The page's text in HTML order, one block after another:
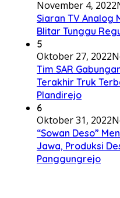
November 4, 2022
Siaran TV Analog
Blitar Tunggu
5
Oktober 27, 2022
Tim SAR
Terakhir Truk
Plandirejo
6
Oktober 31, 2022
“Sowan Deso”
Jawa, Produksi
Panggungrejo